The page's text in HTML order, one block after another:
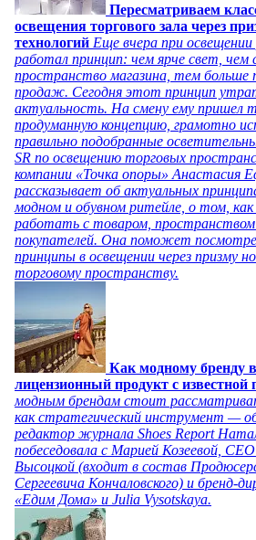
Пересматриваем
освещения торгового зала через
технологий Еще вчера при освещении
работал принцип: чем ярче свет, чем
пространство магазина, тем больше
продаж. Сегодня этот принцип
актуальность. На смену ему пришел
продуманную концепцию, грамотно
правильно подобранные
SR по освещению торговых
компании «Точка опоры» Анастасия
рассказывает об актуальных
модном и обувном ритейле, о том,
работать с товаром,
покупателей. Она поможет
принципы в освещении через призму
торговому пространству.
Как модному бренду
лицензионный продукт с известной
модным брендам стоит
как стратегический инструмент —
редактор журнала Shoes Report
побеседовала с Марией Козеевой,
Высоцкой (входит в состав
Сергеевича Кончаловского) и бренд-
«Едим Дома» и Julia Vysotskaya.